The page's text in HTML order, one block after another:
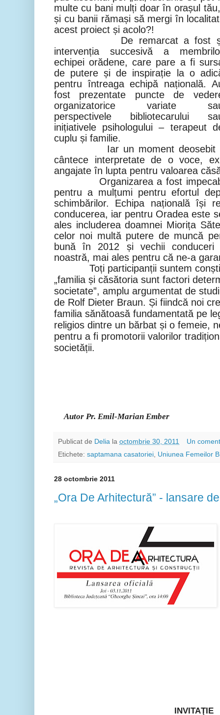
multe cu bani mulți doar în orașul
și cu banii rămași să mergi în
acest proiect și acolo?!
De remarcat a fost
intervenția succesivă a
echipei orădene, care pare a fi
de putere și de inspirație la o
pentru întreaga echipă națională.
fost prezentate puncte de
organizatorice variate
perspectivele bibliotecarului
inițiativele psihologului – terapeut
cuplu și familie.
Iar un moment deosebit a
cântece interpretate de o voce,
angajate în lupta pentru valoarea
Organizarea a fost
pentru a mulțumi pentru efortul
schimbărilor. Echipa națională își
conducerea, iar pentru Oradea este
ales includerea doamnei Miorița
celor noi multă putere de muncă
bună în 2012 și vechii conduceri
noastră, mai ales pentru că ne-a
Toți participanții suntem
„familia și căsătoria sunt factori
societate”, amplu argumentat de
de Rolf Dieter Braun. Și fiindcă noi
familia sănătoasă fundamentată pe
religios dintre un bărbat și o femeie,
pentru a fi promotorii valorilor
societății.
Autor Pr. Emil-Marian Ember
Publicat de Delia la octombrie 30, 2011
Un
Etichete: saptamana casatoriei, Uniunea Femeilor
28 octombrie 2011
„Ora De Arhitectură” - lansare
INVITAŢIE